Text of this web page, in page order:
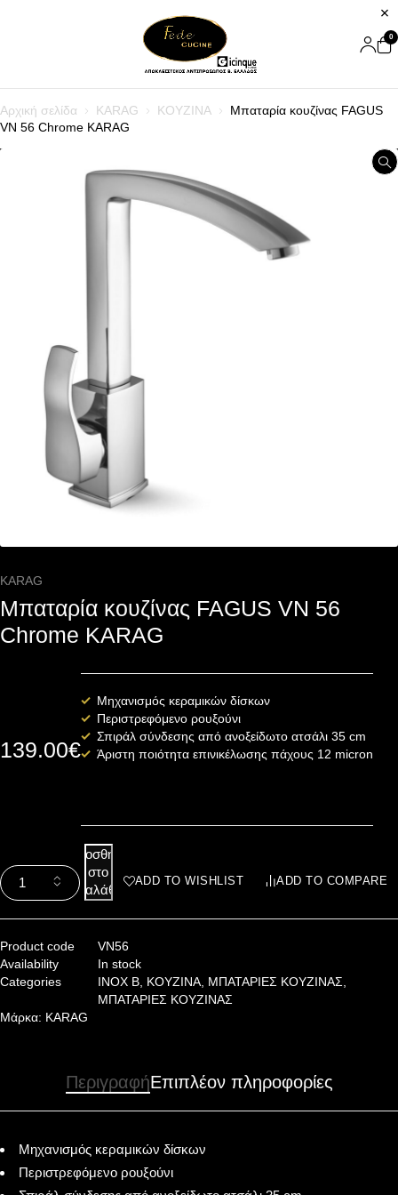
0
Αρχική σελίδα KARAG ΚΟΥΖΙΝΑ
Μπαταρία κουζίνας FAGUS
VN 56 Chrome KARAG
KARAG
Μπαταρία κουζίνας FAGUS VN 56
Chrome KARAG
139.00€
Μηχανισμός κεραμικών δίσκων
Περιστρεφόμενο ρουξούνι
Σπιράλ σύνδεσης από ανοξείδωτο ατσάλι 35 cm
Άριστη ποιότητα επινικέλωσης πάχους 12 micron
Προσθήκη
στο
καλάθι
ADD TO WISHLIST ADD TO COMPARE
Product code
VN56
Availability
In stock
Categories
INOX B, ΚΟΥΖΙΝΑ, ΜΠΑΤΑΡΙΕΣ ΚΟΥΖΙΝΑΣ,
ΜΠΑΤΑΡΙΕΣ ΚΟΥΖΙΝΑΣ
Μάρκα: KARAG
ΠεριγραφήΕπιπλέον πληροφορίες
Μηχανισμός κεραμικών δίσκων
Περιστρεφόμενο ρουξούνι